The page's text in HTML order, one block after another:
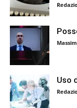
Uso